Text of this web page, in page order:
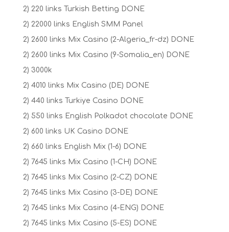
2) 220 links Turkish Betting DONE
2) 22000 links English SMM Panel
2) 2600 links Mix Casino (2-Algeria_fr-dz) DONE
2) 2600 links Mix Casino (9-Somalia_en) DONE
2) 3000k
2) 4010 links Mix Casino (DE) DONE
2) 440 links Turkiye Casino DONE
2) 550 links English Polkadot chocolate DONE
2) 600 links UK Casino DONE
2) 660 links English Mix (1-6) DONE
2) 7645 links Mix Casino (1-CH) DONE
2) 7645 links Mix Casino (2-CZ) DONE
2) 7645 links Mix Casino (3-DE) DONE
2) 7645 links Mix Casino (4-ENG) DONE
2) 7645 links Mix Casino (5-ES) DONE